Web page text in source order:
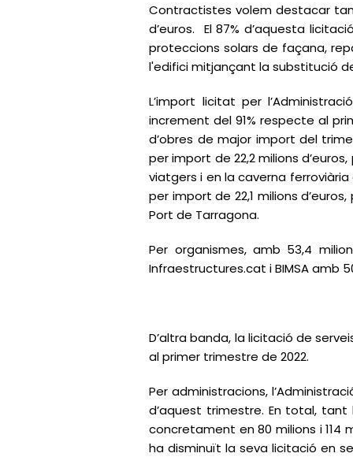
Contractistes volem destacar
d’euros. El 87% d’aquesta
proteccions solars de façana,
l'edifici mitjançant la substitució
L’import licitat per
increment del 91% respecte al
d’obres de major import del
per import de 22,2 milions
viatgers i en la caverna
per import de 22,1 milions
Port de Tarragona.
Per organismes, amb 53,4
Infraestructures.cat i BIMSA amb
D’altra banda, la licitació de
al primer trimestre de 2022.
Per administracions,
d’aquest trimestre. En total,
concretament en 80 milions i 114
ha disminuït la seva licitació en